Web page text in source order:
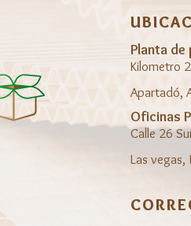
Planta
Kilometro
Apartadó,
Oficinas
Calle 26
Las vegas,